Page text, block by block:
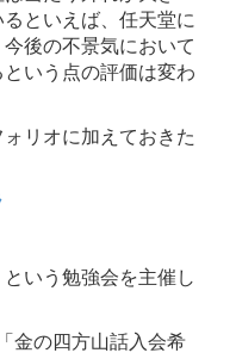
といえば、任天堂に
後の不景気において
いう点の評価は変わ
リオに加えておきた
いう勉強会を主催し
金の四方山話入会希